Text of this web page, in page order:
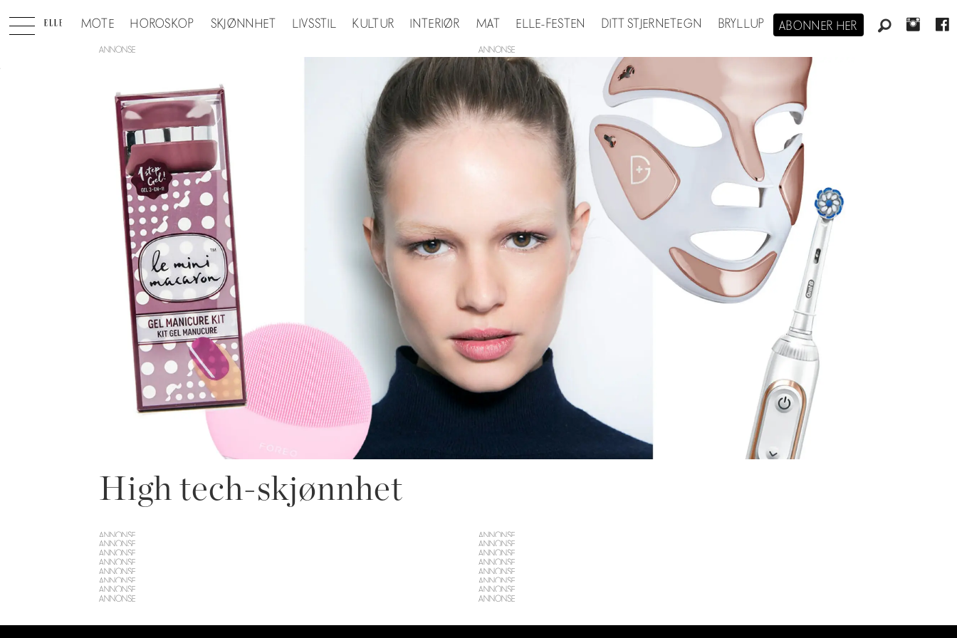
MOTE HOROSKOP SKJØNNHET LIVSSTIL KULTUR INTERIØR MAT ELLE-FESTEN DITT STJERNETEGN BRYLLUP ABONNER HER
Tag:
skjønnhet
ANNONSE
High tech-skjønnhet
ANNONSE
ANNONSE
ANNONSE
ANNONSE
ANNONSE
ANNONSE
ANNONSE
ANNONSE